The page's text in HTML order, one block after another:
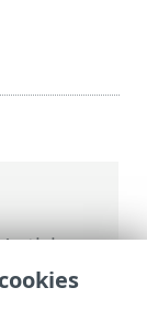
Antivirus